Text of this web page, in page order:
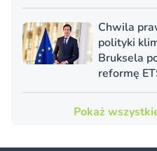
Chwila
polityki
Bruksela
reformę
Pokaż